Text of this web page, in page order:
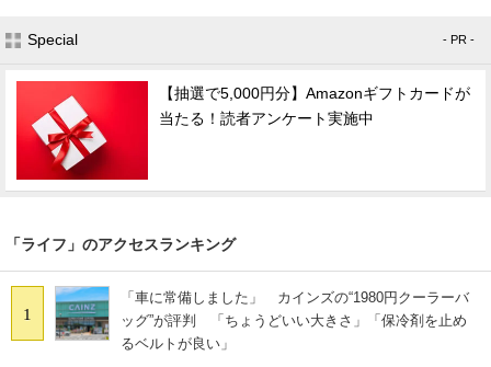
Special - PR -
【抽選で5,000円分】Amazonギフトカードが
当たる！読者アンケート実施中
「ライフ」のアクセスランキング
1
「車に常備しました」 カインズの“1980円クーラーバ
ッグ”が評判 「ちょうどいい大きさ」「保冷剤を止め
るベルトが良い」